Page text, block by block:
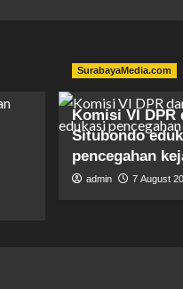
SurabayaMedia.com
Komisi VI DPR
Situbondo
pencegahan
admin 7 August